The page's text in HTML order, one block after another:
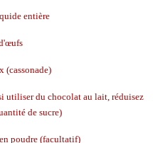
entière
(cassonade)
utiliser du chocolat au lait, réduisez
de sucre)
poudre (facultatif)